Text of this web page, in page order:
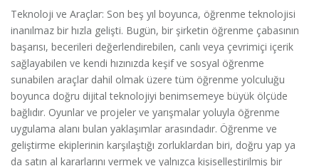
Teknoloji ve Araçlar: Son beş yıl boyunca, öğrenme teknolojisi
inanılmaz bir hızla gelişti. Bugün, bir şirketin öğrenme çabasının
başarısı, becerileri değerlendirebilen, canlı veya çevrimiçi içerik
sağlayabilen ve kendi hızınızda keşif ve sosyal öğrenme
sunabilen araçlar dahil olmak üzere tüm öğrenme yolculuğu
boyunca doğru dijital teknolojiyi benimsemeye büyük ölçüde
bağlıdır. Oyunlar ve projeler ve yarışmalar yoluyla öğrenme
uygulama alanı bulan yaklaşımlar arasındadır. Öğrenme ve
geliştirme ekiplerinin karşılaştığı zorluklardan biri, doğru yap ya
da satın al kararlarını vermek ve yalnızca kişiselleştirilmiş bir